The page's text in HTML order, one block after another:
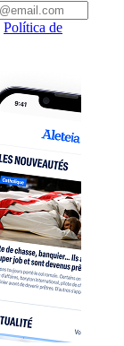
Política de